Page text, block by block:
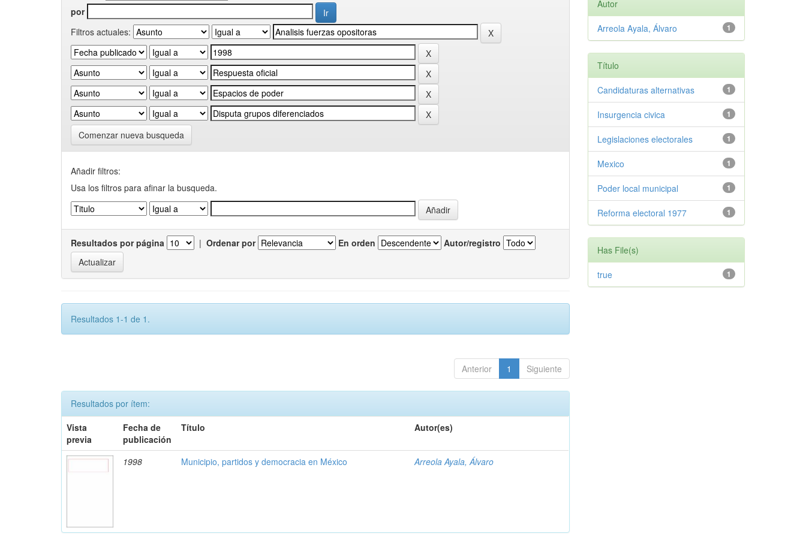
por
Filtros actuales:
Comenzar nueva busqueda
Añadir filtros:
Usa los filtros para afinar la busqueda.
Resultados por página | Ordenar por En orden Autor/registro
Resultados 1-1 de 1.
Anterior 1 Siguiente
Resultados por ítem:
Vista
previa
Fecha de
publicación
Título Autor(es)
1998 Municipio, partidos y democracia en México Arreola Ayala, Álvaro
Autor
1
Arreola Ayala, Álvaro
Título
1
Candidaturas alternativas
1
Insurgencia civica
1
Legislaciones electorales
1
Mexico
1
Poder local municipal
1
Reforma electoral 1977
Has File(s)
1
true